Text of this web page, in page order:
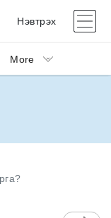
Нэвтрэх
More